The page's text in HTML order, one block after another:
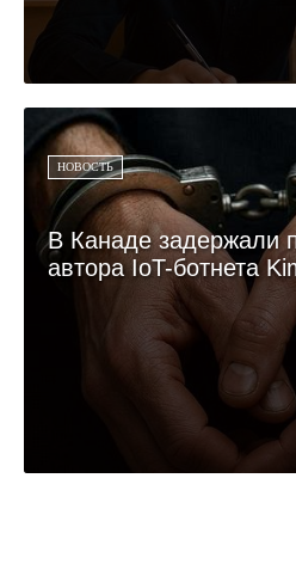
НОВОСТЬ
В Канаде задержали
автора IoT-ботнета